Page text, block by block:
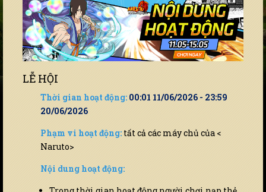
LỄ HỘI
Thời gian hoạt động: 00:01 11/06/2026 - 23:59
20/06/2026
Phạm vi hoạt động: tất cả các máy chủ của <
Naruto>
Nội dung hoạt động: